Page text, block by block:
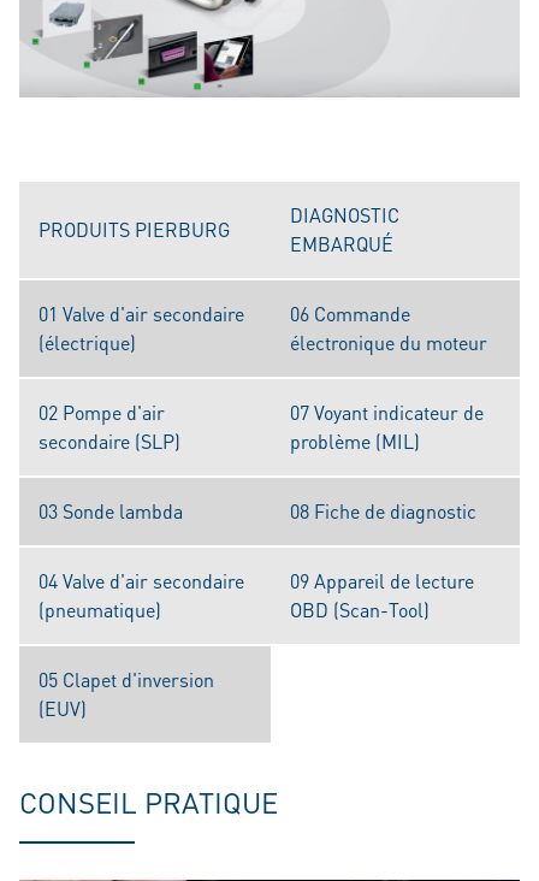
PRODUITS PIERBURG
DIAGNOSTIC
EMBARQUÉ
01 Valve d'air secondaire
(électrique)
06 Commande
électronique du moteur
02 Pompe d'air
secondaire (SLP)
07 Voyant indicateur de
problème (MIL)
03 Sonde lambda 08 Fiche de diagnostic
04 Valve d'air secondaire
(pneumatique)
09 Appareil de lecture
OBD (Scan-Tool)
05 Clapet d'inversion
(EUV)
CONSEIL PRATIQUE